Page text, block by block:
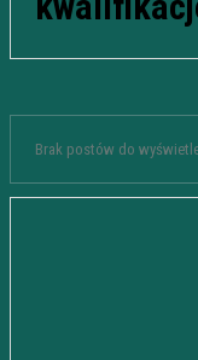
Brak postów do